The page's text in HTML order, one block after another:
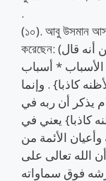
.
(১০). আবু উসমান আস-
করেছেন: (وأخبر الله سبحانه عن فرعون اللعين أنه قال
الأسباب * أسباب
كاذبا} . وإنما
يذكر أن ربه في
كاذبا} يعني في
الأئمة من
الله تعالى على